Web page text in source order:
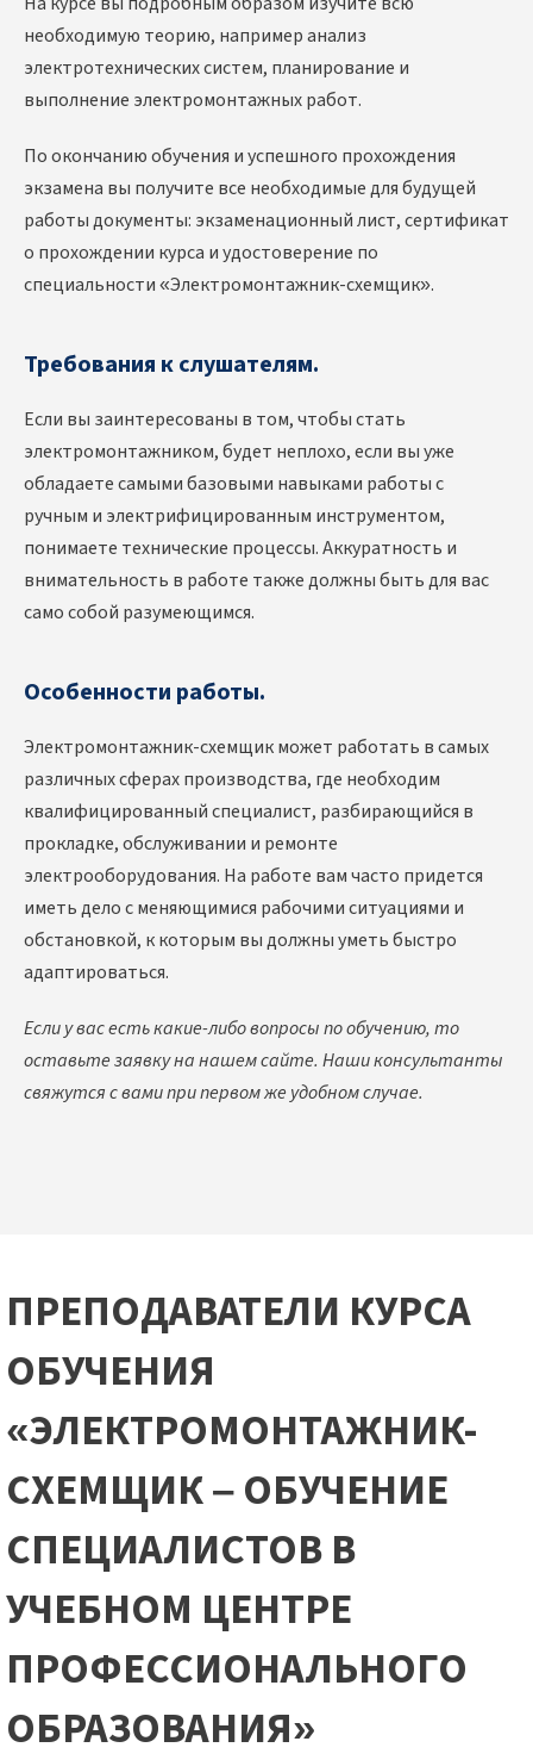
необходимую теорию, например анализ
электротехнических систем, планирование и
выполнение электромонтажных работ.
По окончанию обучения и успешного прохождения
экзамена вы получите все необходимые для будущей
работы документы: экзаменационный лист, сертификат
о прохождении курса и удостоверение по
специальности «Электромонтажник-схемщик».
Требования к слушателям.
Если вы заинтересованы в том, чтобы стать
электромонтажником, будет неплохо, если вы уже
обладаете самыми базовыми навыками работы с
ручным и электрифицированным инструментом,
понимаете технические процессы. Аккуратность и
внимательность в работе также должны быть для вас
само собой разумеющимся.
Особенности работы.
Электромонтажник-схемщик может работать в самых
различных сферах производства, где необходим
квалифицированный специалист, разбирающийся в
прокладке, обслуживании и ремонте
электрооборудования. На работе вам часто придется
иметь дело с меняющимися рабочими ситуациями и
обстановкой, к которым вы должны уметь быстро
адаптироваться.
Если у вас есть какие-либо вопросы по обучению, то
оставьте заявку на нашем сайте. Наши консультанты
свяжутся с вами при первом же удобном случае.
ПРЕПОДАВАТЕЛИ КУРСА
ОБУЧЕНИЯ
«ЭЛЕКТРОМОНТАЖНИК-
СХЕМЩИК – ОБУЧЕНИЕ
СПЕЦИАЛИСТОВ В
УЧЕБНОМ ЦЕНТРЕ
ПРОФЕССИОНАЛЬНОГО
ОБРАЗОВАНИЯ»